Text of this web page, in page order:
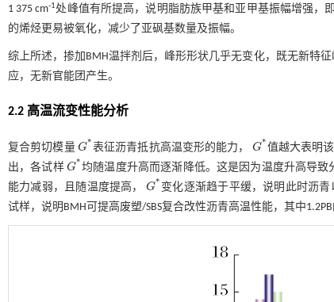
1 375 cm-1处峰值有所提高，说明脂肪族甲基和亚甲基振幅增强，
的烯烃更易被氧化，减少了亚砜基数量及振幅。
综上所述，掺加BMH温拌剂后，峰形形状几乎无变化，既无新特
应，无新官能团产生。
2.2 高温流变性能分析
复合剪切模量 G*
G* 表征沥青抵抗高温变形的能力， G*
G* 值越大表明
出，各试样 G*
G* 均随温度升高而逐渐降低。这是因为温度升高导
能力减弱，且随温度提高，
G*
G* 变化逐渐趋于平缓，说明此时沥青
试样，说明BMH可提高废塑/SBS复合改性沥青高温性能，其中1.2PB